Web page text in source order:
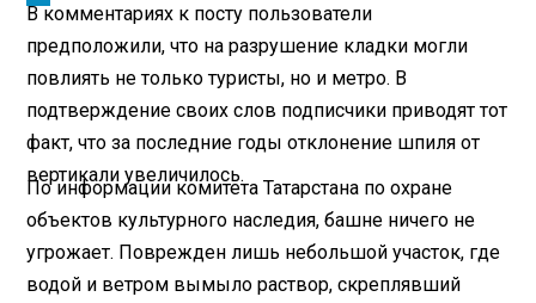
В комментариях к посту пользователи
предположили, что на разрушение кладки могли
повлиять не только туристы, но и метро. В
подтверждение своих слов подписчики приводят тот
факт, что за последние годы отклонение шпиля от
вертикали увеличилось.
По информации комитета Татарстана по охране
объектов культурного наследия, башне ничего не
угрожает. Поврежден лишь небольшой участок, где
водой и ветром вымыло раствор, скреплявший